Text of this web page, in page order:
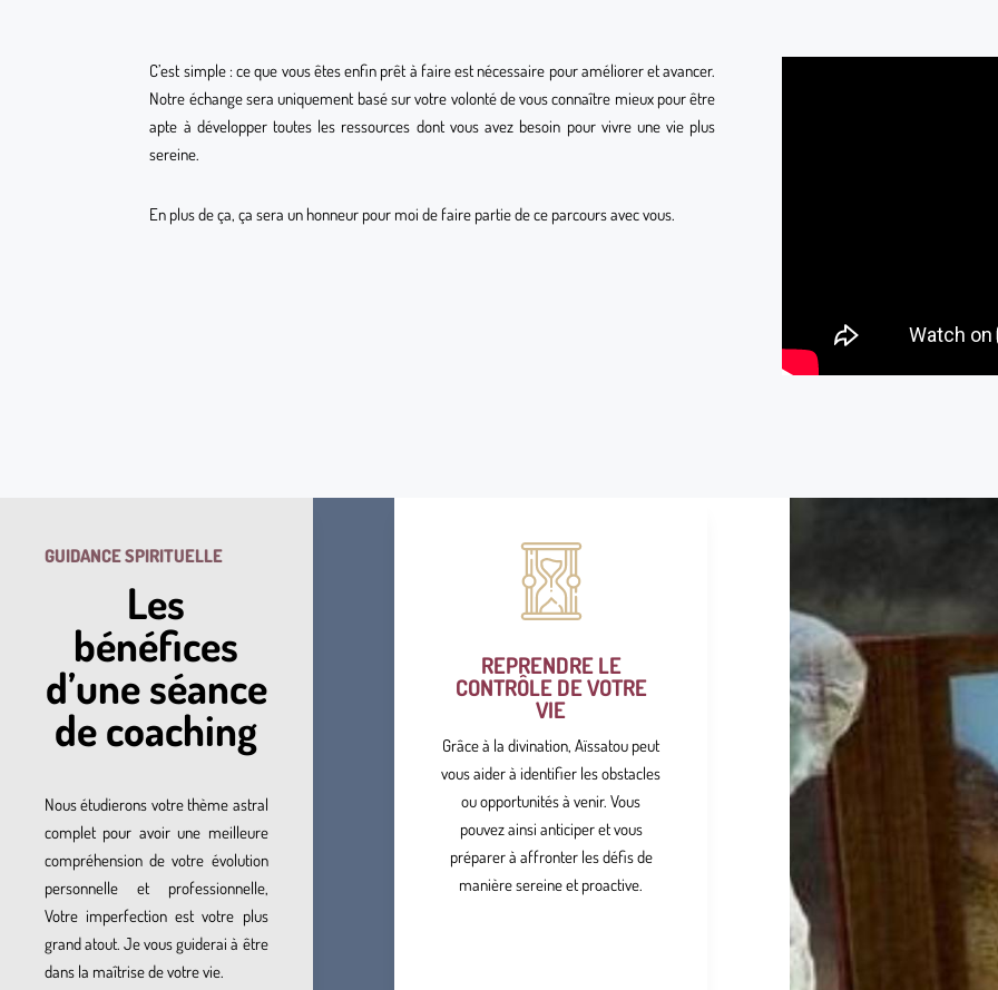
C’est simple : ce que vous êtes enfin prêt à faire est nécessaire pour améliorer et avancer.
Notre échange sera uniquement basé sur votre volonté de vous connaître mieux pour être
apte à développer toutes les ressources dont vous avez besoin pour vivre une vie plus
sereine.
En plus de ça, ça sera un honneur pour moi de faire partie de ce parcours avec vous.
GUIDANCE SPIRITUELLE
Les
bénéfices
d’une séance
de coaching
Nous étudierons votre thème astral
complet pour avoir une meilleure
compréhension de votre évolution
personnelle et professionnelle,
Votre imperfection est votre plus
grand atout. Je vous guiderai à être
dans la maîtrise de votre vie.
REPRENDRE LE
CONTRÔLE DE VOTRE
VIE
Grâce à la divination, Aïssatou peut
vous aider à identifier les obstacles
ou opportunités à venir. Vous
pouvez ainsi anticiper et vous
préparer à affronter les défis de
manière sereine et proactive.